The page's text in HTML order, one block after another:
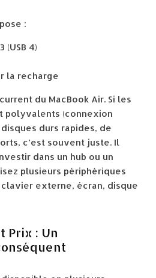
:
4)
la recharge
du MacBook Air. Si les
polyvalents (connexion
durs rapides, de
c’est souvent juste. Il
dans un hub ou un
plusieurs périphériques
clavier externe, écran, disque
Prix : Un